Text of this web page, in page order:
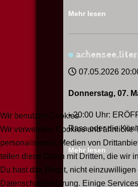
Mehr lesen
07.05.2026
Donnerstag, 07.
• 20:00 Uhr:
Rasa oder die
Mehr lesen
Wir benutzen Cookies
Wir verwenden Cookies und ähnliche
personalisieren, Medien von
teilen diese Daten mit Dritten, die wir
Du hast das Recht, nicht
Datenschutzerklärung. Einige